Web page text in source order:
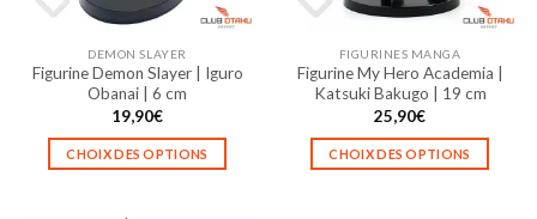
sur
page
du
produit
sur
page
du
produit
DEMON SLAYER
Figurine Demon Slayer | Iguro
Obanai | 6 cm
19,90€
CHOIX DES OPTIONS
FIGURINES MANGA
Figurine My Hero Academia |
Katsuki Bakugo | 19 cm
25,90€
CHOIX DES OPTIONS